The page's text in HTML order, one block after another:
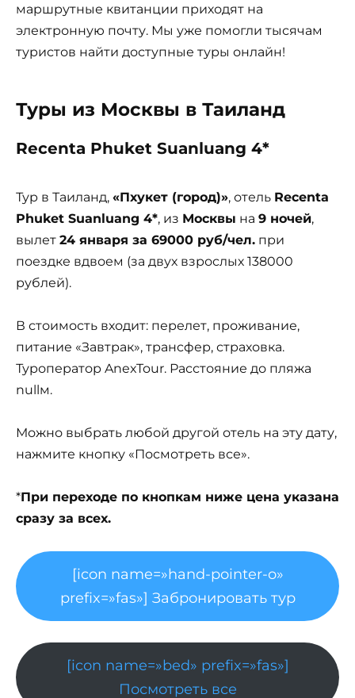
маршрутные квитанции приходят на
электронную почту. Мы уже помогли тысячам
туристов найти доступные туры онлайн!
Туры из Москвы в Таиланд
Recenta Phuket Suanluang 4*
Тур в Таиланд, «Пхукет (город)», отель Recenta
Phuket Suanluang 4*, из Москвы на 9 ночей,
вылет 24 января за 69000 руб/чел. при
поездке вдвоем (за двух взрослых 138000
рублей).
В стоимость входит: перелет, проживание,
питание «Завтрак», трансфер, страховка.
Туроператор AnexTour. Расстояние до пляжа
nullм.
Можно выбрать любой другой отель на эту дату,
нажмите кнопку «Посмотреть все».
*При переходе по кнопкам ниже цена указана
сразу за всех.
[icon name=»hand-pointer-o»
prefix=»fas»] Забронировать тур
[icon name=»bed» prefix=»fas»]
Посмотреть все